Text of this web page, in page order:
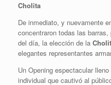
Cholita
De inmediato, y nuevamente
concentraron todas las
del día, la elección de la
elegantes representantes
Un Opening espectacular
individual que cautivó al